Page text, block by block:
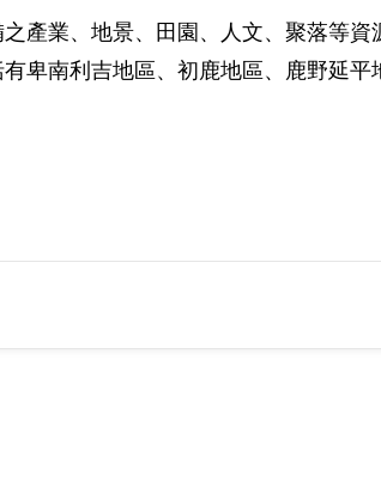
產業、地景、田園、人文、聚落等資
卑南利吉地區、初鹿地區、鹿野延平